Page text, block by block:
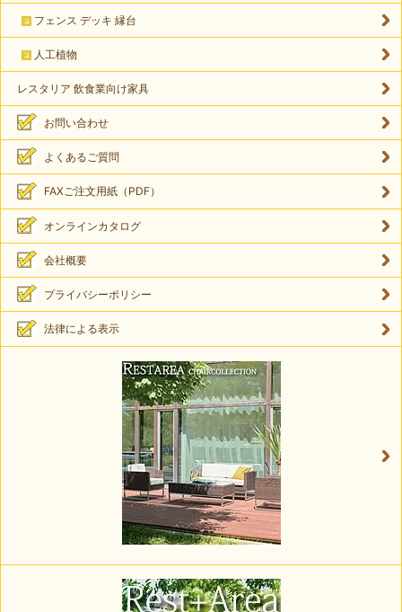
フェンス デッキ 縁台
人工植物
レスタリア 飲食業向け家具
お問い合わせ
よくあるご質問
FAXご注文用紙（PDF）
オンラインカタログ
会社概要
プライバシーポリシー
法律による表示